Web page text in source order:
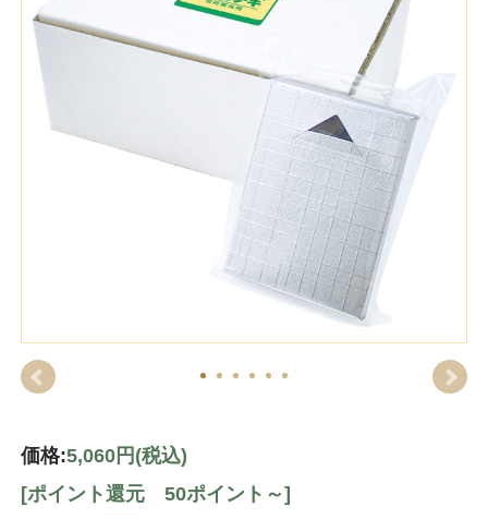
価格:5,060円 (税込)
[ポイント還元 50ポイント～]